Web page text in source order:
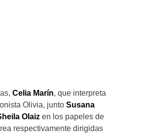
Celia Marín, que interpreta
Olivia, junto Susana
Olaiz en los papeles de
respectivamente dirigidas